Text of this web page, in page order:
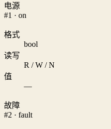
电源
#1 · on
格式
bool
读写
R / W / N
值
—
故障
#2 · fault